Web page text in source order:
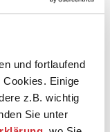
und fortlaufend
Einige
z.B. wichtig
Sie unter
die der
Stattdessen
verschiedensten
Beteiligten das
nicht sein, was
zu werden